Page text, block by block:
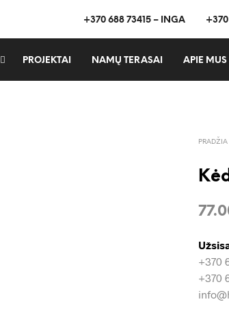
+370 688 73415 – INGA +370
PROJEKTAI NAMŲ TERASAI APIE MUS
PRADŽIA
+370
+370